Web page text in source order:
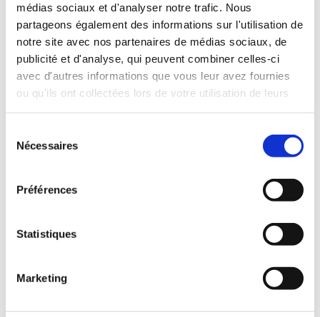
médias sociaux et d'analyser notre trafic. Nous
partageons également des informations sur l'utilisation de
notre site avec nos partenaires de médias sociaux, de
publicité et d'analyse, qui peuvent combiner celles-ci
avec d'autres informations que vous leur avez fournies
ou qu'ils ont collectées lors de votre utilisation de leurs
Nécessaires
Préférences
Statistiques
Marketing
Envoyer
Parlez-nous de votre projet ou
posez toutes vos questions par